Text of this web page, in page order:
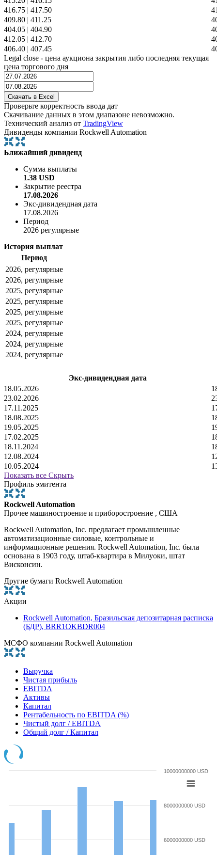
416.75 | 417.50
409.80 | 411.25
404.05 | 404.90
412.05 | 412.70
406.40 | 407.45
Legal close - цена аукциона закрытия либо последняя текущая
цена торгового дня
Проверьте корректность ввода дат
Скачивание данных в этом диапазоне невозможно.
Технический анализ от TradingView
Дивиденды компании Rockwell Automation
Ближайший дивиденд
Сумма выплаты
1.38 USD
Закрытие реестра
17.08.2026
Экс-дивидендная дата
17.08.2026
Период
2026 регулярные
История выплат
Период
2026, регулярные
2026, регулярные
2025, регулярные
2025, регулярные
2025, регулярные
2025, регулярные
2024, регулярные
2024, регулярные
2024, регулярные
Экс-дивидендная дата
18.05.2026
23.02.2026
17.11.2025
18.08.2025
19.05.2025
17.02.2025
18.11.2024
12.08.2024
10.05.2024
Показать все Скрыть
Профиль эмитента
Rockwell Automation
Прочее машиностроение и приборостроение , США
Rockwell Automation, Inc. предлагает промышленные
автоматизационные силовые, контрольные и
информационные решения. Rockwell Automation, Inc. была
основана в 1903 году, штаб-квартира в Милуоки, штат
Висконсин.
Другие бумаги Rockwell Automation
Акции
Rockwell Automation, Бразильская депозитарная расписка
(БДР), BRR1OKBDR004
МСФО компании Rockwell Automation
Выручка
Чистая прибыль
EBITDA
Активы
Капитал
Рентабельность по EBITDA (%)
Чистый долг / EBITDA
Общий долг / Капитал
6000000000 USD
8000000000 USD
10000000000 USD